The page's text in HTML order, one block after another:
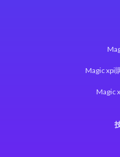
Magic xpi
Magic